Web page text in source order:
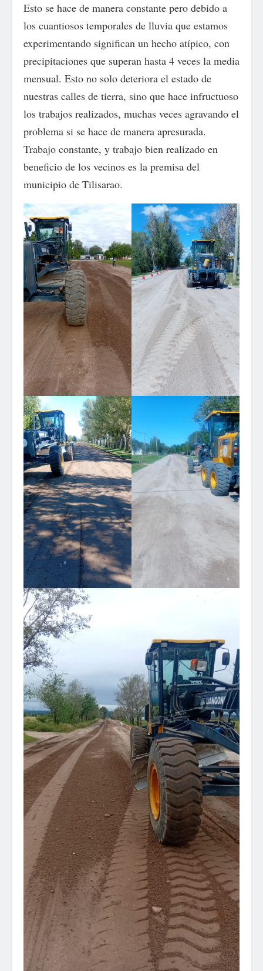
Esto se hace de manera constante pero debido a
los cuantiosos temporales de lluvia que estamos
experimentando significan un hecho atípico, con
precipitaciones que superan hasta 4 veces la media
mensual. Esto no solo deteriora el estado de
nuestras calles de tierra, sino que hace infructuoso
los trabajos realizados, muchas veces agravando el
problema si se hace de manera apresurada.
Trabajo constante, y trabajo bien realizado en
beneficio de los vecinos es la premisa del
municipio de Tilisarao.